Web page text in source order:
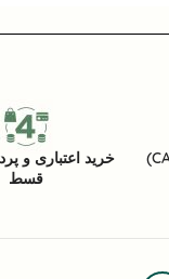
قسط